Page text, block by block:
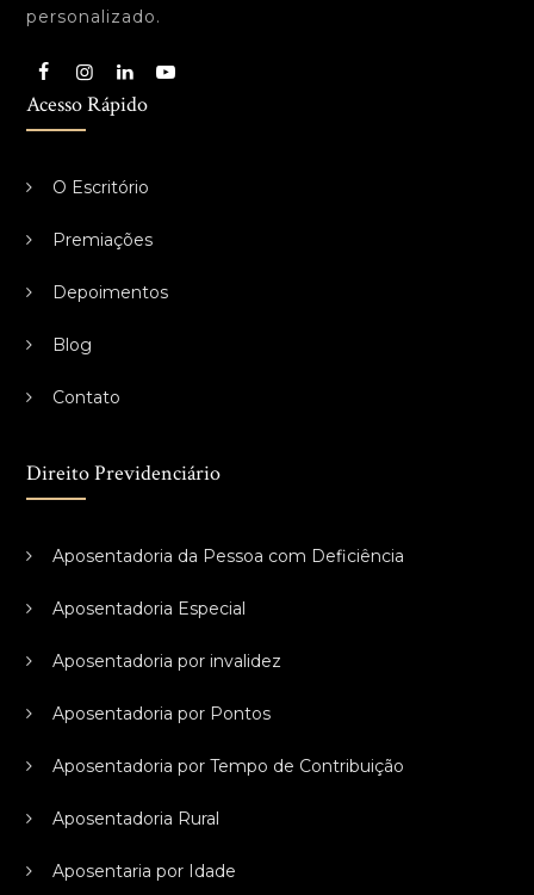
personalizado.
Acesso Rápido
O Escritório
Premiações
Depoimentos
Blog
Contato
Direito Previdenciário
Aposentadoria da Pessoa com Deficiência
Aposentadoria Especial
Aposentadoria por invalidez
Aposentadoria por Pontos
Aposentadoria por Tempo de Contribuição
Aposentadoria Rural
Aposentaria por Idade